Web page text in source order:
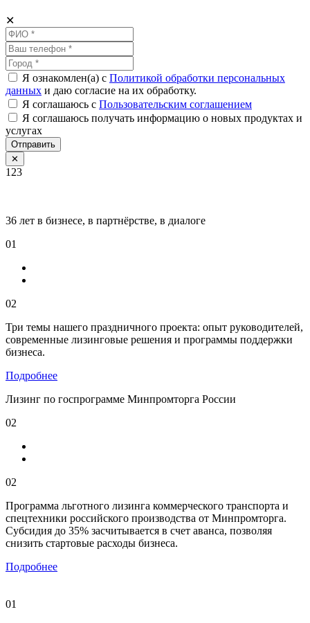
✕
Я ознакомлен(а) с Политикой обработки персональных
данных и даю согласие на их обработку.
Я соглашаюсь c Пользовательским соглашением
Я соглашаюсь получать информацию о новых продуктах и
услугах
Отправить
✕
123
36 лет в бизнесе, в партнёрстве, в диалоге
01
02
Три темы нашего праздничного проекта: опыт руководителей,
современные лизинговые решения и программы поддержки
бизнеса.
Подробнее
Лизинг по госпрограмме Минпромторга России
02
02
Программа льготного лизинга коммерческого транспорта и
спецтехники российского производства от Минпромторга.
Субсидия до 35% засчитывается в счет аванса, позволяя
снизить стартовые расходы бизнеса.
Подробнее
01